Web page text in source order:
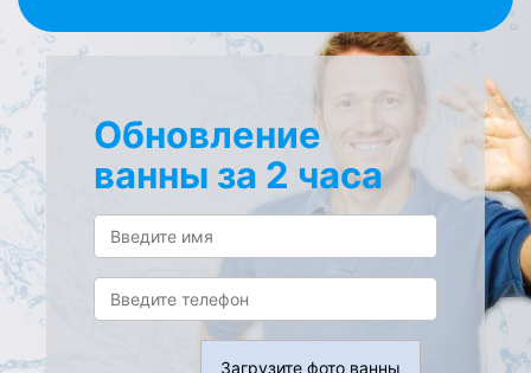
Обновление
ванны за 2 часа
Загрузите фото ванны